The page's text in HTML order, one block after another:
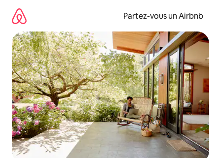
directement
contenu
Partez-vous un Airbnb